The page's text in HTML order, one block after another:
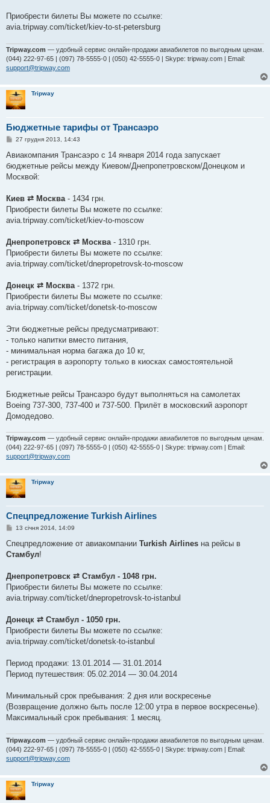
Приобрести билеты Вы можете по ссылке:
avia.tripway.com/ticket/kiev-to-st-petersburg
Tripway.com — удобный сервис онлайн-продажи авиабилетов по выгодным ценам.
(044) 222-97-65 | (097) 78-5555-0 | (050) 42-5555-0 | Skype: tripway.com | Email:
support@tripway.com
Tripway
Бюджетные тарифы от Трансаэро
П
в
д
о
е
н
я
27 грудня 2013, 14:43
Авиакомпания Трансаэро с 14 января 2014 года запускает
бюджетные рейсы между Киевом/Днепропетровском/Донецком и
Москвой:
Киев ⇄ Москва - 1434 грн.
Приобрести билеты Вы можете по ссылке:
avia.tripway.com/ticket/kiev-to-moscow
Днепропетровск ⇄ Москва - 1310 грн.
Приобрести билеты Вы можете по ссылке:
avia.tripway.com/ticket/dnepropetrovsk-to-moscow
Донецк ⇄ Москва - 1372 грн.
Приобрести билеты Вы можете по ссылке:
avia.tripway.com/ticket/donetsk-to-moscow
Эти бюджетные рейсы предусматривают:
- только напитки вместо питания,
- минимальная норма багажа до 10 кг,
- регистрация в аэропорту только в киосках самостоятельной
регистрации.
Бюджетные рейсы Трансаэро будут выполняться на самолетах
Boeing 737-300, 737-400 и 737-500. Прилёт в московский аэропорт
Домодедово.
Tripway.com — удобный сервис онлайн-продажи авиабилетов по выгодным ценам.
(044) 222-97-65 | (097) 78-5555-0 | (050) 42-5555-0 | Skype: tripway.com | Email:
support@tripway.com
Tripway
Спецпредложение Turkish Airlines
П
в
д
л
е
н
13 січня 2014, 14:09
Спецпредложение от авиакомпании Turkish Airlines на рейсы в
Стамбул!
Днепропетровск ⇄ Стамбул - 1048 грн.
Приобрести билеты Вы можете по ссылке:
avia.tripway.com/ticket/dnepropetrovsk-to-istanbul
Донецк ⇄ Стамбул - 1050 грн.
Приобрести билеты Вы можете по ссылке:
avia.tripway.com/ticket/donetsk-to-istanbul
Период продажи: 13.01.2014 — 31.01.2014
Период путешествия: 05.02.2014 — 30.04.2014
Минимальный срок пребывания: 2 дня или воскресенье
(Возвращение должно быть после 12:00 утра в первое воскресенье).
Максимальный срок пребывания: 1 месяц.
Tripway.com — удобный сервис онлайн-продажи авиабилетов по выгодным ценам.
(044) 222-97-65 | (097) 78-5555-0 | (050) 42-5555-0 | Skype: tripway.com | Email:
support@tripway.com
Tripway